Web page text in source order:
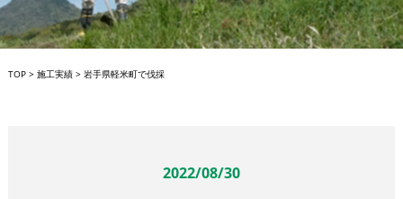
TOP> 施工実績> 岩手県軽米町で伐採
2022/08/30